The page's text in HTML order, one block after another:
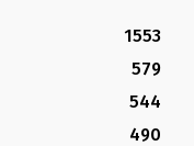
1553
579
544
490